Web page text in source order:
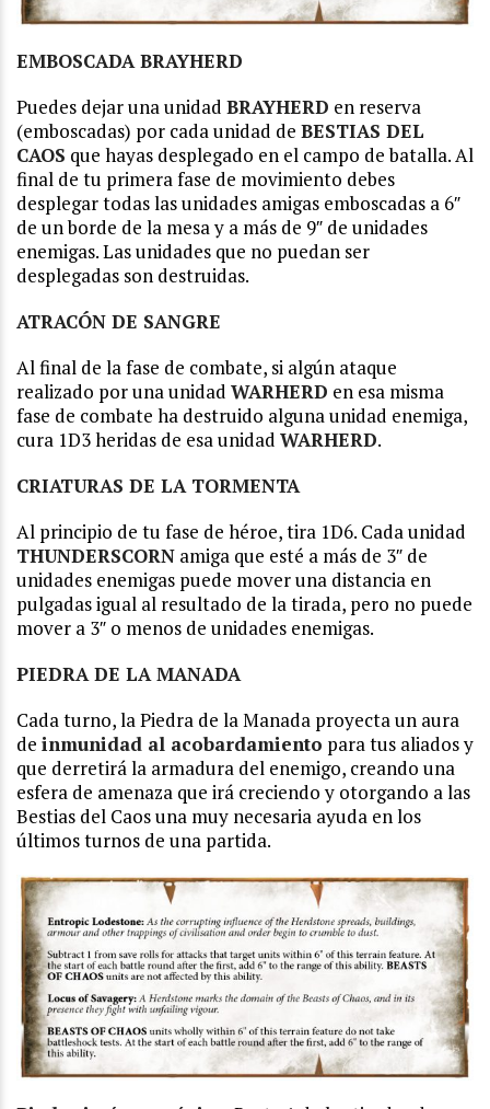
EMBOSCADA BRAYHERD
Puedes dejar una unidad BRAYHERD en reserva
(emboscadas) por cada unidad de BESTIAS DEL
CAOS que hayas desplegado en el campo de batalla. Al
final de tu primera fase de movimiento debes
desplegar todas las unidades amigas emboscadas a 6″
de un borde de la mesa y a más de 9″ de unidades
enemigas. Las unidades que no puedan ser
desplegadas son destruidas.
ATRACÓN DE SANGRE
Al final de la fase de combate, si algún ataque
realizado por una unidad WARHERD en esa misma
fase de combate ha destruido alguna unidad enemiga,
cura 1D3 heridas de esa unidad WARHERD.
CRIATURAS DE LA TORMENTA
Al principio de tu fase de héroe, tira 1D6. Cada unidad
THUNDERSCORN amiga que esté a más de 3″ de
unidades enemigas puede mover una distancia en
pulgadas igual al resultado de la tirada, pero no puede
mover a 3″ o menos de unidades enemigas.
PIEDRA DE LA MANADA
Cada turno, la Piedra de la Manada proyecta un aura
de inmunidad al acobardamiento para tus aliados y
que derretirá la armadura del enemigo, creando una
esfera de amenaza que irá creciendo y otorgando a las
Bestias del Caos una muy necesaria ayuda en los
últimos turnos de una partida.